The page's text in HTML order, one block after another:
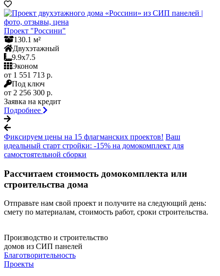
Проект "Россини"
130.1 м²
Двухэтажный
9.9x7.5
Эконом
от 1 551 713 р.
Под ключ
от 2 256 300 р.
Заявка на кредит
Подробнее
Фиксируем цены на 15 флагманских проектов! Ваш
идеальный старт стройки: -15% на домокомплект для
самостоятельной сборки
Рассчитаем стоимость домокомплекта или
строительства дома
Отправьте нам свой проект и получите на следующий день:
смету по материалам, стоимость работ, сроки строительства.
Производство и строительство
домов из СИП панелей
Благотворительность
Проекты